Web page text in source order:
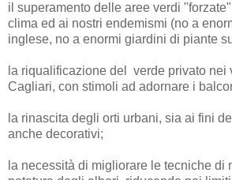
il superamento delle aree verdi
clima ed ai nostri endemismi (no a
inglese, no a enormi giardini di piante
la riqualificazione del verde privato nei
Cagliari, con stimoli ad adornare i
la rinascita degli orti urbani, sia ai fini
anche decorativi;
la necessità di migliorare le tecniche di